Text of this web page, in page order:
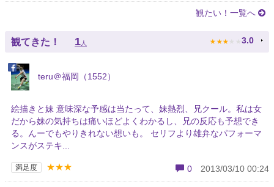
観たい！一覧へ
観てきた！ 1 人 ★ ★ ★ ★ ★ 3.0
teru＠福岡（1552）
絵描きと妹 意味深な予感は当たって、妹熱烈、兄クール。私は女
だから妹の気持ちは痛いほどよくわかるし、兄の反応も予想でき
る。んーでもやりきれない想いも。 セリフより雄弁なパフォーマ
ンスがステキ...
満足度 ★★★ 0 2013/03/10 00:24